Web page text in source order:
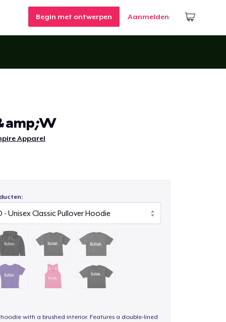
Begin met ontwerpen Aanmelden
Apparel
with a brushed interior. Features a double-lined